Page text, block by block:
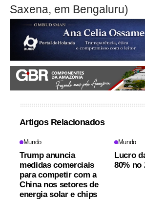
Saxena, em Bengaluru)
Artigos Relacionados
Mundo
Trump anuncia
medidas comerciais
para competir com a
China nos setores de
energia solar e chips
Mundo
Lucro
80% no